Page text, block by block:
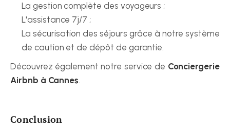
La gestion complète des voyageurs ;
L'assistance 7j/7 ;
La sécurisation des séjours grâce à notre système
de caution et de dépôt de garantie.
Découvrez également notre service de Conciergerie
Airbnb à Cannes.
Conclusion